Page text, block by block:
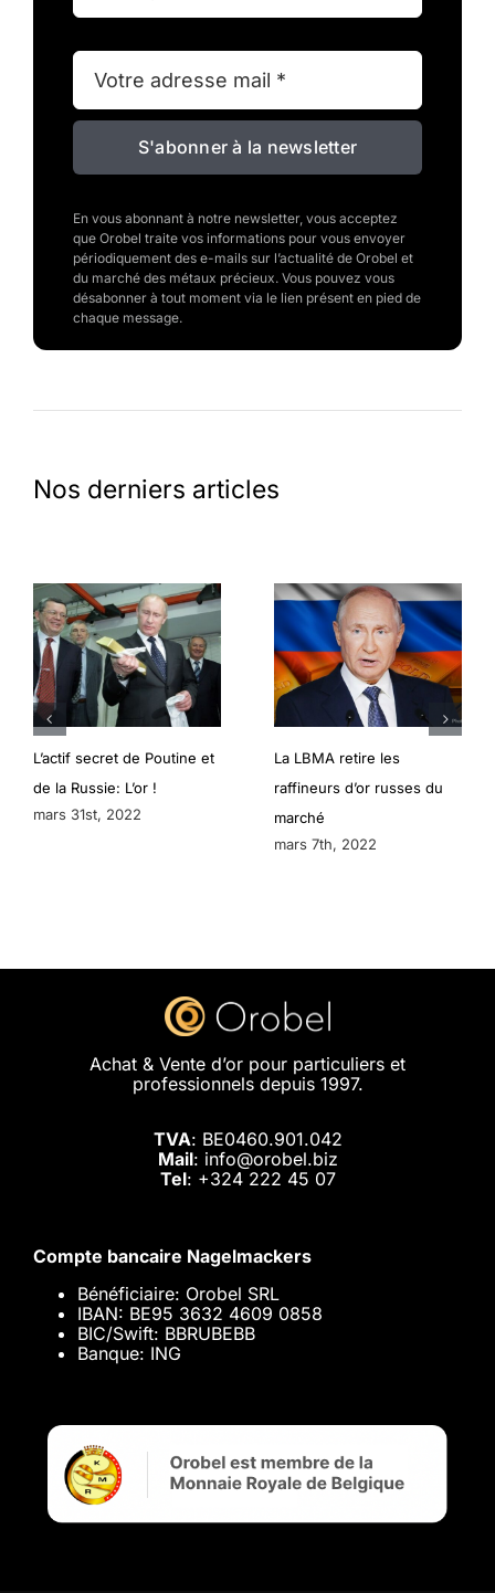
S'abonner à la newsletter
En vous abonnant à notre newsletter, vous acceptez
que Orobel traite vos informations pour vous envoyer
périodiquement des e-mails sur l’actualité de Orobel et
du marché des métaux précieux. Vous pouvez vous
désabonner à tout moment via le lien présent en pied de
chaque message.
Nos derniers articles
L’actif secret de Poutine et
de la Russie: L’or !
mars 31st, 2022
La LBMA retire les
raffineurs d’or russes du
marché
mars 7th, 2022
Achat & Vente d’or pour particuliers et
professionnels depuis 1997.
TVA: BE0460.901.042
Mail: info@orobel.biz
Tel: +324 222 45 07
Compte bancaire Nagelmackers
Bénéficiaire: Orobel SRL
IBAN: BE95 3632 4609 0858
BIC/Swift: BBRUBEBB
Banque: ING